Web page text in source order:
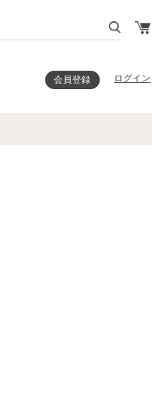
会員登録 ログイン